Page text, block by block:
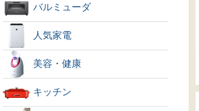
バルミューダ
人気家電
美容・健康
キッチン